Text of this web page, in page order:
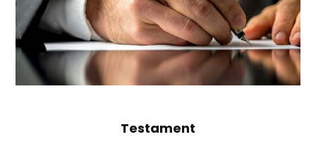
Testament